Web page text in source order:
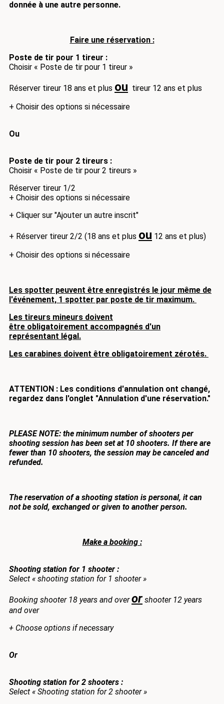
donnée à une autre personne.
Faire une réservation :
Poste de tir pour 1 tireur :
Choisir « Poste de tir pour 1 tireur »
Réserver tireur 18 ans et plus ou tireur 12 ans et plus
+ Choisir des options si nécessaire
Ou
Poste de tir pour 2 tireurs :
Choisir « Poste de tir pour 2 tireurs »
Réserver tireur 1/2
+ Choisir des options si nécessaire
+ Cliquer sur "Ajouter un autre inscrit"
+ Réserver tireur 2/2 (18 ans et plus ou 12 ans et plus)
+ Choisir des options si nécessaire
Les spotter peuvent être enregistrés le jour même de
l'événement, 1 spotter par poste de tir maximum.
Les tireurs mineurs doivent
être obligatoirement accompagnés d'un
représentant légal.
Les carabines doivent être obligatoirement zérotés.
ATTENTION : Les conditions d'annulation ont changé,
regardez dans l'onglet "Annulation d'une réservation."
PLEASE NOTE: the minimum number of shooters per
shooting session has been set at 10 shooters. If there are
fewer than 10 shooters, the session may be canceled and
refunded.
The reservation of a shooting station is personal, it can
not be sold, exchanged or given to another person.
Make a booking :
Shooting station for 1 shooter :
Select « shooting station for 1 shooter »
Booking shooter 18 years and overor shooter 12 years
and over
+ Choose options if necessary
Or
Shooting station for 2 shooters :
Select « Shooting station for 2 shooter »